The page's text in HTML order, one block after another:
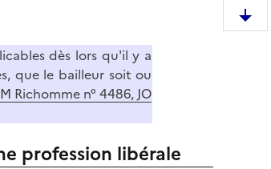
dès lors qu'il y a
que le bailleur soit ou
Richomme n° 4486, JO
profession libérale
e
m
D